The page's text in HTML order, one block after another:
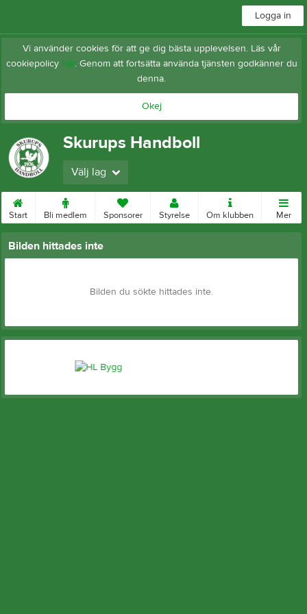
Logga in
Vi använder cookies för att ge dig bästa upplevelsen. Läs vår
cookiepolicy här. Genom att fortsätta använda tjänsten godkänner du
denna.
Okej
Skurups Handboll
Välj lag
Start Bli medlem Sponsorer Styrelse Om klubben Mer
Bilden hittades inte
Bilden du sökte hittades inte.